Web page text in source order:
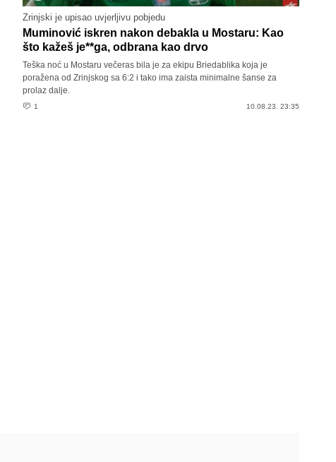
Zrinjski je upisao uvjerljivu pobjedu
Muminović iskren nakon debakla u Mostaru: Kao
što kažeš je**ga, odbrana kao drvo
Teška noć u Mostaru večeras bila je za ekipu Briedablika koja je
poražena od Zrinjskog sa 6:2 i tako ima zaista minimalne šanse za
prolaz dalje.
1 10.08.23. 23:35